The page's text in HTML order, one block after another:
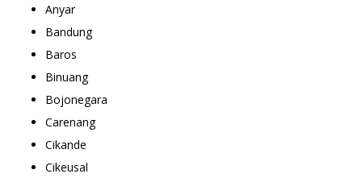
Anyar
Bandung
Baros
Binuang
Bojonegara
Carenang
Cikande
Cikeusal